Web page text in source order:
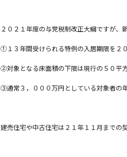
２０２１年度の与党税制改正大綱ですが、
①１３年間受けられる特例の入居期限を２
②対象となる床面積の下限は現行の５０平
③通常３，０００万円としている対象者の
建売住宅や中古住宅は２１年１１月までの